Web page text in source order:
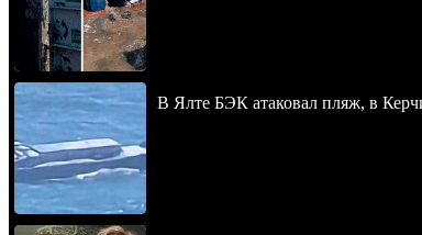
В Ялте БЭК атаковал пляж, в